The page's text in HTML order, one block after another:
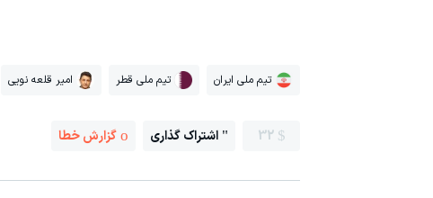
تیم ملی ایران تیم ملی قطر امیر قلعه نویی
32 اشتراک گذاری گزارش خطا